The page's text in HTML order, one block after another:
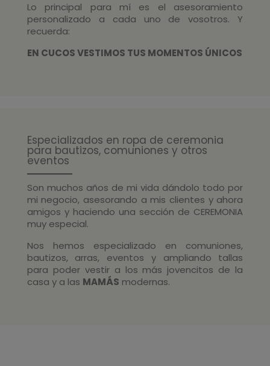
Lo principal para mí es el asesoramiento
personalizado a cada uno de vosotros. Y
recuerda:
EN CUCOS VESTIMOS TUS MOMENTOS ÚNICOS
Especializados en ropa de ceremonia
para bautizos, comuniones y otros
eventos
Son muchos años de mi vida dándolo todo por
mi negocio, asesorando a mis clientes y ahora
amigos y haciendo una sección de CEREMONIA
muy especial.
Nos hemos especializado en comuniones,
bautizos, arras, eventos y ampliando tallas
para poder vestir a los más jovencitos de la
casa y a las MAMÁS modernas.